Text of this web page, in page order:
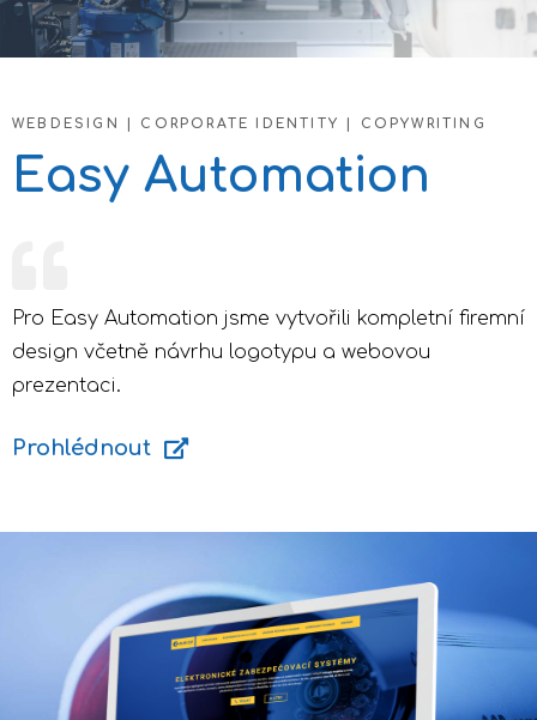
WEBDESIGN | CORPORATE IDENTITY | COPYWRITING
Easy Automation
Pro Easy Automation jsme vytvořili kompletní firemní
design včetně návrhu logotypu a webovou
prezentaci.
Prohlédnout